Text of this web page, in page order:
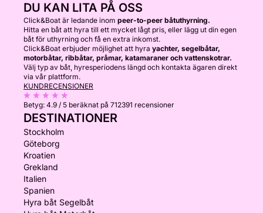
DU KAN LITA PÅ OSS
Click&Boat är ledande inom peer-to-peer båtuthyrning.
Hitta en båt att hyra till ett mycket lågt pris, eller lägg ut din egen
båt för uthyrning och få en extra inkomst.
Click&Boat erbjuder möjlighet att hyra yachter, segelbåtar,
motorbåtar, ribbåtar, pråmar, katamaraner och vattenskotrar.
Välj typ av båt, hyresperiodens längd och kontakta ägaren direkt
via vår plattform.
KUNDRECENSIONER
Betyg: 4.9 / 5 beräknat på 712391 recensioner
DESTINATIONER
Stockholm
Göteborg
Kroatien
Grekland
Italien
Spanien
Hyra båt Segelbåt